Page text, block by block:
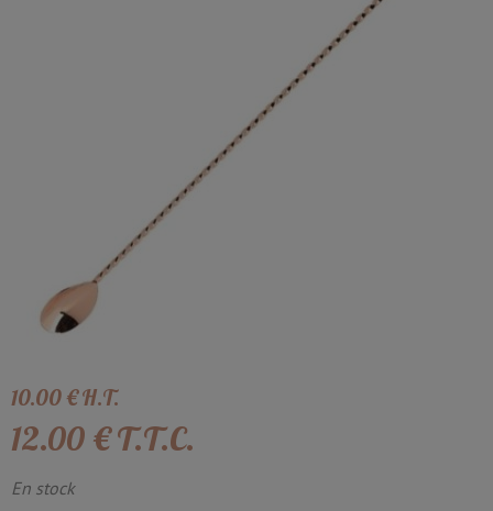
10.00€H.T.
12.00 €T.T.C.
En stock